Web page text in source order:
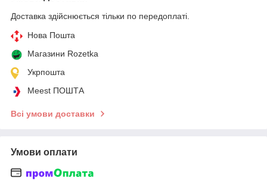
Доставка здійснюється тільки по передоплаті.
Нова Пошта
Магазини Rozetka
Укрпошта
Meest ПОШТА
Всі умови доставки
Умови оплати